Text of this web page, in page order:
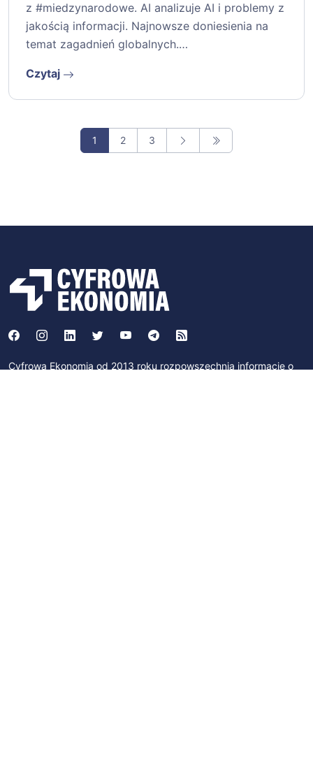
z #miedzynarodowe. AI analizuje AI i problemy z
jakością informacji. Najnowsze doniesienia na
temat zagadnień globalnych.…
Czytaj
1 2 3
Cyfrowa Ekonomia od 2013 roku rozpowszechnia informacje o